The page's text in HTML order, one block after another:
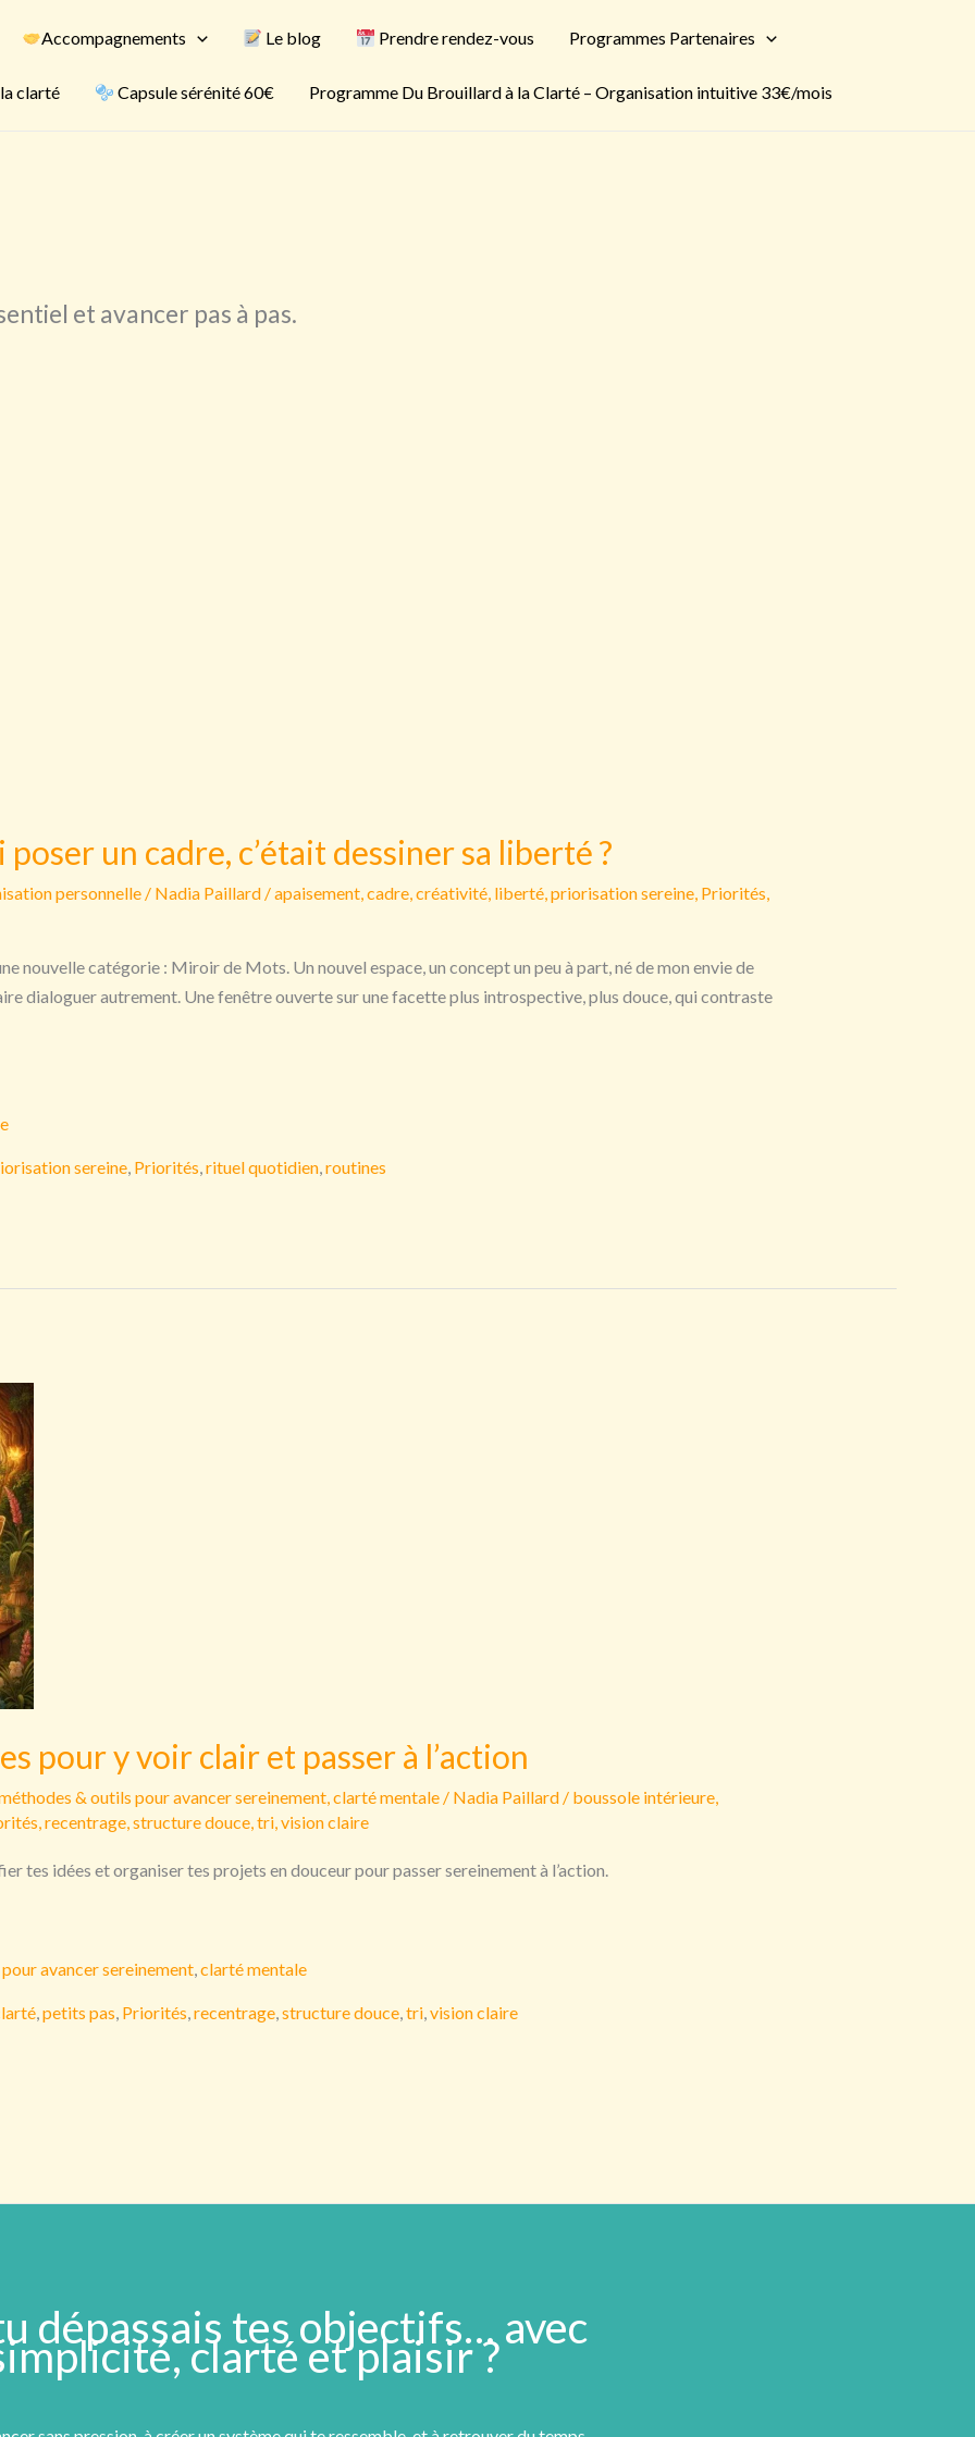
Accompagnements Le blog Prendre rendez-vous Programmes Partenaires
clarté Capsule sérénité 60€ Programme Du Brouillard à la Clarté – Organisation intuitive 33€/mois
et avancer pas à pas.
un cadre, c’était dessiner sa liberté ?
personnelle/ Nadia Paillard /apaisement,cadre,créativité, liberté,priorisation sereine, Priorités,
nouvelle catégorie : Miroir de Mots. Un nouvel espace, un concept un peu à part, né de mon envie de
dialoguer autrement. Une fenêtre ouverte sur une facette plus introspective, plus douce, qui contraste
sereine, Priorités,rituel quotidien,routines
pour y voir clair et passer à l’action
& outils pour avancer sereinement,clarté mentale/ Nadia Paillard / boussole intérieure,
,recentrage,structure douce,tri,vision claire
tes idées et organiser tes projets en douceur pour passer sereinement à l’action.
avancer sereinement,clarté mentale
, petits pas Priorités recentrage, structure douce, tri, vision claire
dépassais tes objectifs… avec
clarté et plaisir ?